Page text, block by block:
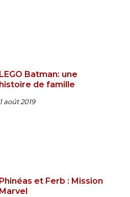
LEGO Batman: une
histoire de famille
août 2019
Phinéas et Ferb : Mission
Marvel